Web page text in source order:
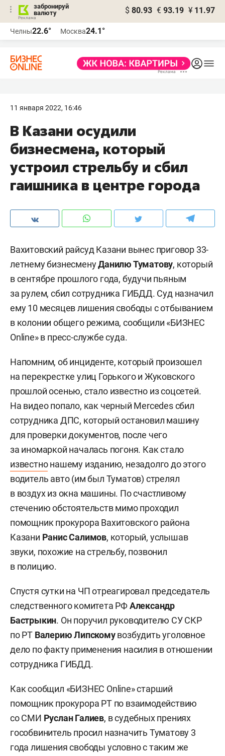
забронируй
валюту
$ 80.93 € 93.19 ¥ 11.97
Челны22.6° Москва24.1°
11 января 2022, 16:46
В Казани осудили
бизнесмена, который
устроил стрельбу и сбил
гаишника в центре города
Вахитовский райсуд Казани вынес приговор 33-
летнему бизнесменуДанилю Туматову, который
в сентябре прошлого года, будучи пьяным
за рулем, сбил сотрудника ГИБДД. Суд назначил
ему 10 месяцев лишения свободы с отбыванием
в колонии общего режима, сообщили «БИЗНЕС
Online» в пресс-службе суда.
Напомним, об инциденте, который произошел
на перекрестке улиц Горького и Жуковского
прошлой осенью, стало известно из соцсетей.
На видео попало, как черный Mercedes сбил
сотрудника ДПС, который остановил машину
для проверки документов, после чего
за иномаркой началась погоня. Как стало
известнонашему изданию, незадолго до этого
водитель авто (им был Туматов) стрелял
в воздух из окна машины. По счастливому
стечению обстоятельств мимо проходил
помощник прокурора Вахитовского района
Казани Ранис Салимов, который, услышав
звуки, похожие на стрельбу, позвонил
в полицию.
Спустя сутки на ЧП отреагировал председатель
следственного комитета РФАлександр
Бастрыкин. Он поручил руководителю СУ СКР
по РТ Валерию Липскомувозбудить уголовное
дело по факту применения насилия в отношении
сотрудника ГИБДД.
Как сообщил «БИЗНЕС Online» старший
помощник прокурора РТ по взаимодействию
со СМИ Руслан Галиев, в судебных прениях
гособвинитель просил назначить Туматову 3
года лишения свободы условно с таким же